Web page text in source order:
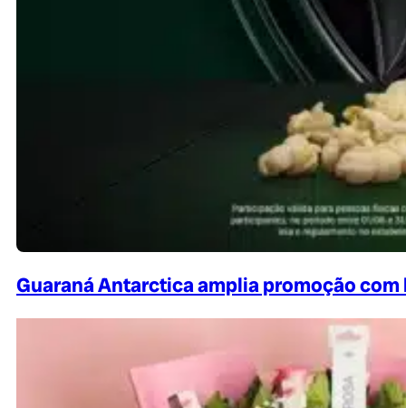
Guaraná Antarctica amplia promoção